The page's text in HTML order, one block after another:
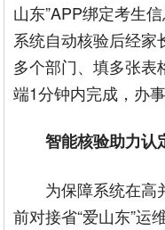
山东”APP绑定考生
系统自动核验后经家
多个部门、填多张表
端1分钟内完成，办
智能核验助力认
为保障系统在高
前对接省“爱山东”运